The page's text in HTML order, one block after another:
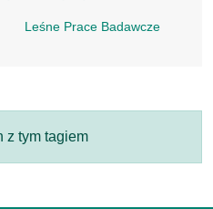
Leśne Prace Badawcze
z tym tagiem